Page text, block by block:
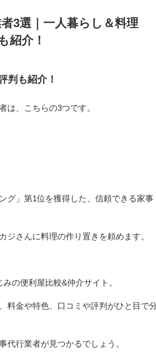
3選｜一人暮らし＆料理
紹介！
判も紹介！
は、こちらの3つです。
グ」第1位を獲得した、信頼できる家事
ジさんに料理の作り置きを頼めます。
の便利屋比較&仲介サイト。
料金や特色、口コミや評判がひと目で
代行業者が見つかるでしょう。